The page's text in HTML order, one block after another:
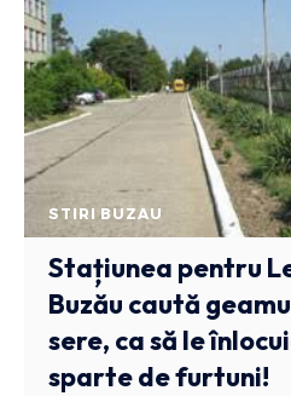
STIRI BUZAU
Stațiunea pentru
Buzău caută
sere, ca să le
sparte de furtuni!